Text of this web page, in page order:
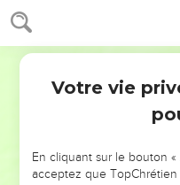
Marc 1
mauvais.
Jésus guérit un
Un lépreux s’approche
devant lui et lui demande
Jésus est plein de pitié
lépreux et lui dit : « Je le
Votre vie
En cliquant sur le bouton
acceptez que